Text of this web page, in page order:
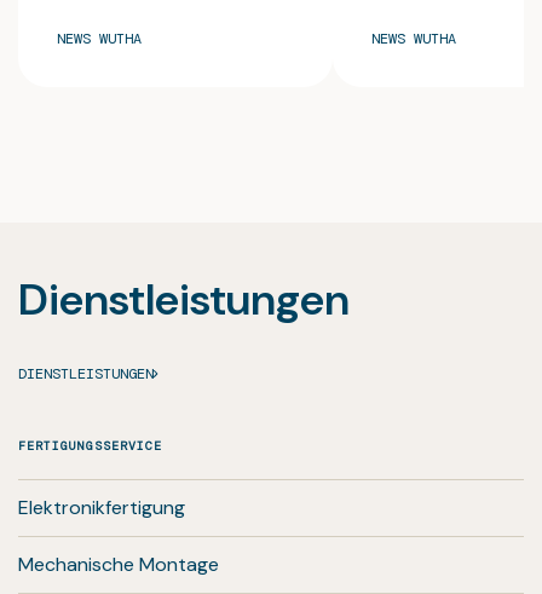
NEWS WUTHA NEWS WUTHA
Dienstleistungen
DIENSTLEISTUNGEN
FERTIGUNGSSERVICE
Elektronikfertigung
Mechanische Montage